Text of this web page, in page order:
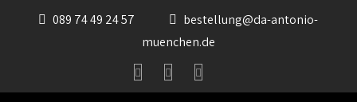
089 74 49 24 57
bestellung@da-antonio-
muenchen.de